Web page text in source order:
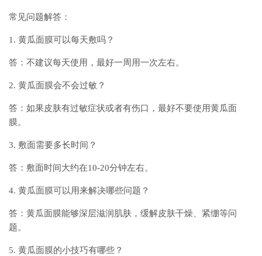
常见问题解答：
1. 黄瓜面膜可以每天敷吗？
答：不建议每天使用，最好一周用一次左右。
2. 黄瓜面膜会不会过敏？
答：如果皮肤有过敏症状或者有伤口，最好不要使用黄瓜面
膜。
3. 敷面需要多长时间？
答：敷面时间大约在10-20分钟左右。
4. 黄瓜面膜可以用来解决哪些问题？
答：黄瓜面膜能够深层滋润肌肤，缓解皮肤干燥、紧绷等问
题。
5. 黄瓜面膜的小技巧有哪些？